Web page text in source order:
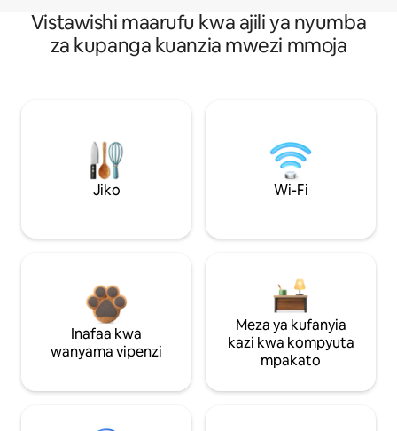
Vistawishi maarufu kwa ajili ya nyumba
za kupanga kuanzia mwezi mmoja
Jiko Wi-Fi
Inafaa kwa
wanyama vipenzi
Meza ya kufanyia
kazi kwa kompyuta
mpakato